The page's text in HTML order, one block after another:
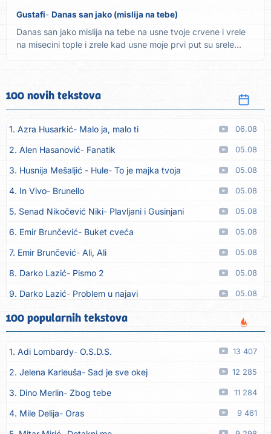
Gustafi Danas san jako (mislija na tebe)
Danas san jako mislija na tebe na usne tvoje crvene i vrele
na misecini tople i zrele kad usne moje prvi put su srele...
100 novih tekstova
1. Azra Husarkić Malo ja, malo ti 06.08
2. Alen Hasanović Fanatik 05.08
3. Husnija Mešaljić - Hule To je majka tvoja 05.08
4. In Vivo Brunello 05.08
5. Senad Nikočević Niki Plavljani i Gusinjani 05.08
6. Emir Brunčević Buket cveća 05.08
7. Emir Brunčević Ali, Ali 05.08
8. Darko Lazić Pismo 2 05.08
9. Darko Lazić Problem u najavi 05.08
10. Aleksandra Đuranović Kao zver
11. Meliha Imširović Čujem mili 05.08
12. Tereza Kesovija Prvi cvijet 05.08
13. Kopito Ka´ list ol kaduje (Poput lista od kadulje) 05.08
14. Alen Polić Rožica črljena 05.08
15. Oliver Dragojević 05.08
100 popularnih tekstova
1. Adi Lombardy O.S.D.S. 13 407
2. Jelena Karleuša Sad je sve okej 12 285
3. Dino Merlin Zbog tebe 11 284
4. Mile Delija Oras 9 461